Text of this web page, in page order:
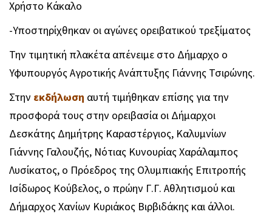
Χρήστο Κάκαλο
-Υποστηρίχθηκαν οι αγώνες ορειβατικού τρεξίματος
Την τιμητική πλακέτα απένειμε στο Δήμαρχο ο
Υφυπουργός Αγροτικής Ανάπτυξης Γιάννης Τσιρώνης.
Στην εκδήλωση αυτή τιμήθηκαν επίσης για την
προσφορά τους στην ορειβασία οι Δήμαρχοι
Δεσκάτης Δημήτρης Καραστέργιος, Καλυμνίων
Γιάννης Γαλουζής, Νότιας Κυνουρίας Χαράλαμπος
Λυσίκατος, ο Πρόεδρος της Ολυμπιακής Επιτροπής
Ισίδωρος Κούβελος, ο πρώην Γ.Γ. Αθλητισμού και
Δήμαρχος Χανίων Κυριάκος Βιρβιδάκης και άλλοι.